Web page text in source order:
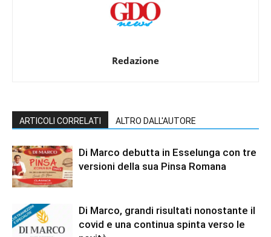
Redazione
ARTICOLI CORRELATI ALTRO DALL'AUTORE
Di Marco debutta in Esselunga con tre
versioni della sua Pinsa Romana
Di Marco, grandi risultati nonostante il
covid e una continua spinta verso le